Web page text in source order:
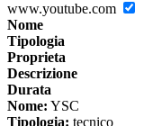
www.youtube.com
Nome
Tipologia
Proprieta
Descrizione
Durata
Nome: YSC
Tipologia: tecnico